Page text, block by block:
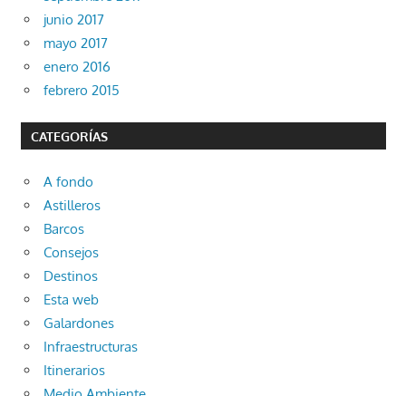
junio 2017
mayo 2017
enero 2016
febrero 2015
CATEGORÍAS
A fondo
Astilleros
Barcos
Consejos
Destinos
Esta web
Galardones
Infraestructuras
Itinerarios